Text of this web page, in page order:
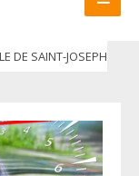
DE SAINT-JOSEPH